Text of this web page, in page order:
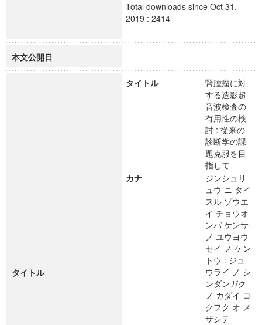
Total downloads since Oct 31,
2019 : 2414
本文公開日
タイトル
タイトル
腎腫瘤に対
する造影超
音波検査の
有用性の検
討 : 従来の
診断学の課
題克服を目
指して
カナ
ジンシュリ
ュウ ニ タイ
スル ゾウエ
イ チョウオ
ンパ ケンサ
ノ ユウヨウ
セイ ノ ケン
トウ : ジュ
ウライ ノ シ
ンダンガク
ノ カダイ コ
クフク オ メ
ザシテ